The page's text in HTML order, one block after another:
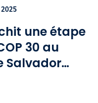
une étape
30 au
Salvador
5